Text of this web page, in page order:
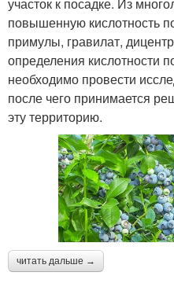
повышенную кислотность
примулы, гравилат,
определения кислотности
необходимо провести
после чего принимается
эту территорию.
читать дальше →